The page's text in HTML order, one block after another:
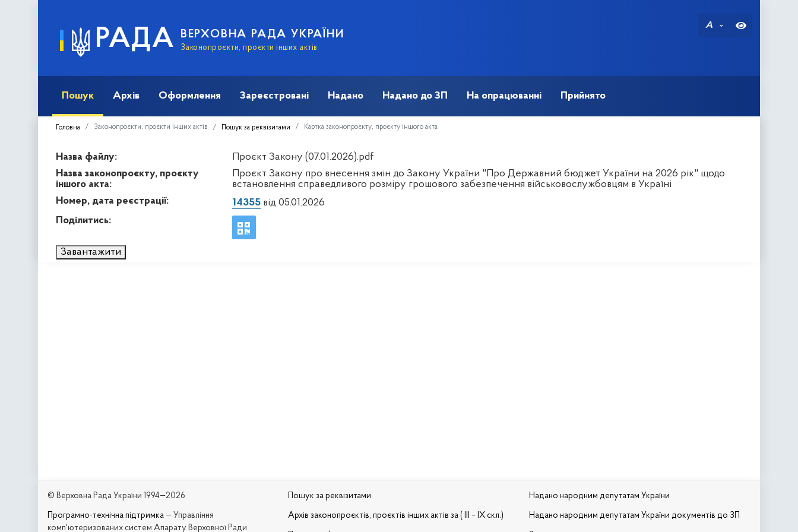
РАДА ВЕРХОВНА РАДА УКРАЇНИ
Законопроєкти, проєкти інших актів
A
Пошук Архів Оформлення Зареєстровані Надано Надано до ЗП На опрацюванні Прийнято
Головна Законопроєкти, проєкти інших актів Пошук за реквізитами Картка законопроєкту, проєкту іншого акта
Назва файлу:
Проєкт Закону (07.01.2026).pdf
Назва законопроєкту, проєкту
іншого акта:
Проєкт Закону про внесення змін до Закону України "Про Державний бюджет України на 2026 рік" щодо
встановлення справедливого розміру грошового забезпечення військовослужбовцям в Україні
Номер, дата реєстрації:
14355від 05.01.2026
Поділитись:
Завантажити
© Верховна Рада України 1994—2026
Програмно-технічна підтримка — Управління
комп'ютеризованих систем Апарату Верховної Ради
Пошук за реквізитами
Архів законопроєктів, проєктів інших актів за ( III – IX скл.)
Надано народним депутатам України
Надано народним депутатам України документів до ЗП